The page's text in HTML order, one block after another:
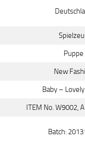
Puppe
New
Baby –
ITEM No. W9002,
Batch: